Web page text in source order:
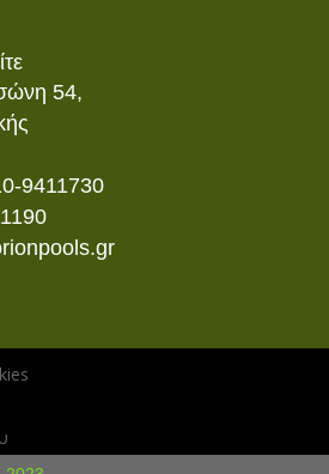
54,
9411730